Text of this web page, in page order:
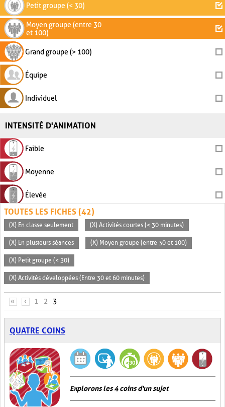
Petit groupe (< 30)
Moyen groupe (entre 30
et 100)
Grand groupe (> 100)
Équipe
Individuel
INTENSITÉ D'ANIMATION
Faible
Moyenne
Élevée
TOUTES LES FICHES (42)
(X) En classe seulement (X) Activités courtes (< 30 minutes)
(X) En plusieurs séances (X) Moyen groupe (entre 30 et 100)
(X) Petit groupe (< 30)
(X) Activités développées (Entre 30 et 60 minutes)
PAGES
« ‹ 1 2 3
QUATRE COINS
Explorons les 4 coins d'un sujet